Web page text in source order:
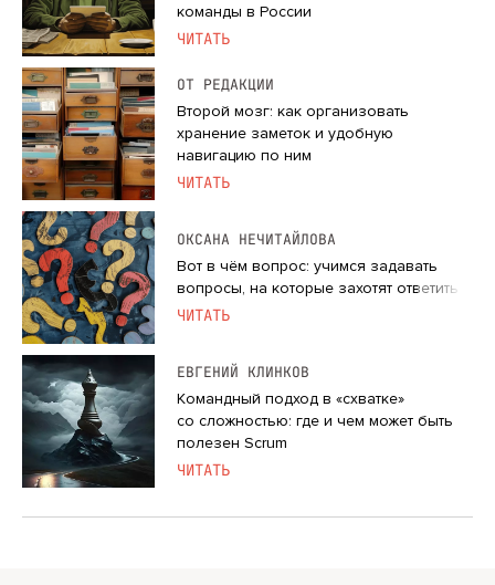
команды в России
ЧИТАТЬ
ОТ РЕДАКЦИИ
Второй мозг: как организовать
хранение заметок и удобную
навигацию по ним
ЧИТАТЬ
ОКСАНА НЕЧИТАЙЛОВА
Вот в чём вопрос: учимся задавать
вопросы, на которые захотят ответить
ЧИТАТЬ
ЕВГЕНИЙ КЛИНКОВ
Командный подход в «схватке»
со сложностью: где и чем может быть
полезен Scrum
ЧИТАТЬ